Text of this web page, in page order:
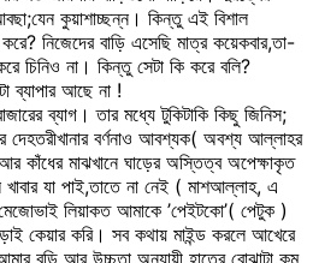
কুয়াশাচ্ছন্ন। কিন্তু এই বিশাল
নিজেদের বাড়ি এসেছি মাত্র কয়েকবার,তা-
চিনিও না। কিন্তু সেটা কি করে বলি?
ব্যাপার আছে না !
ব্যাগ। তার মধ্যে টুকিটাকি কিছু জিনিস;
বর্ণনাও আবশ্যক( অবশ্য আল্লাহর
মাঝখানে ঘাড়ের অস্তিত্ব অপেক্ষাকৃত
যা পাই,তাতে না নেই ( মাশআল্লাহ, এ
লিয়াকত আমাকে ’পেইটকো’( পেটুক )
কেয়ার করি। সব কথায় মাইন্ড করলে আখেরে
বডি আর উচ্চতা অনুযায়ী হাতের বোঝাটা কম